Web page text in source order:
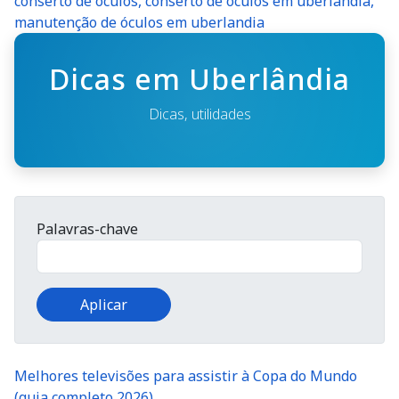
manutenção de óculos em uberlandia
Dicas em Uberlândia
Dicas, utilidades
Palavras-chave
Melhores televisões para assistir à Copa do Mundo
(guia completo 2026)